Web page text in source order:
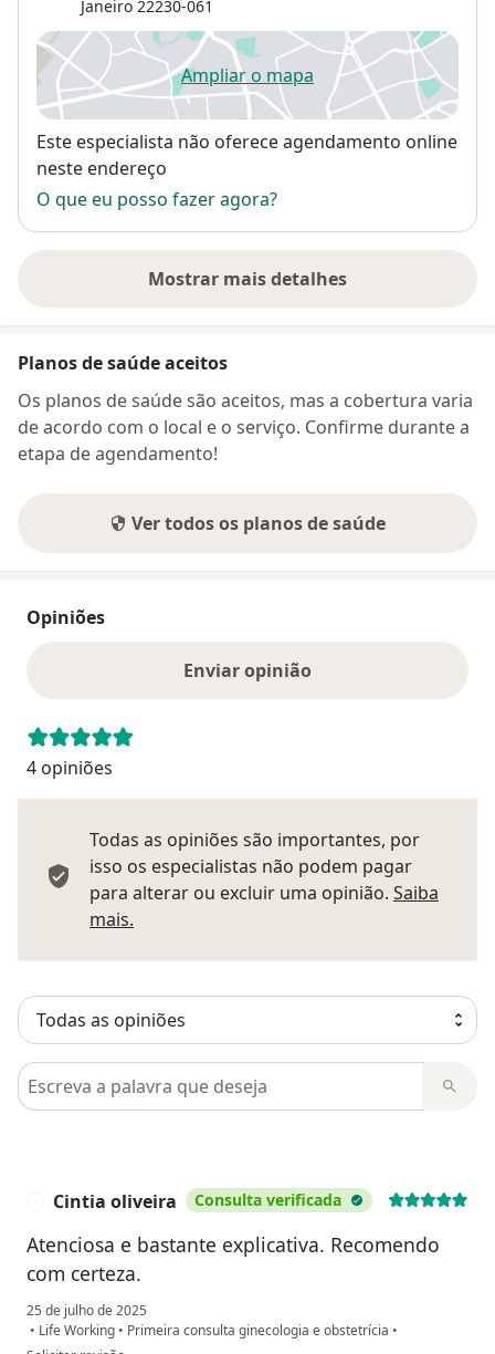
Janeiro 22230-061
Ampliar o mapaabre num novo separador
Disponibilidade
Este especialista não oferece agendamento online
neste endereço
O que eu posso fazer agora?
Mostrar mais detalhes
sobre o endereço
Planos de saúde aceitos
Os planos de saúde são aceitos, mas a cobertura varia
de acordo com o local e o serviço. Confirme durante a
etapa de agendamento!
Ver todos os planos de saúde
Opiniões
Enviar opinião
4 opiniões
Todas as opiniões são importantes, por
isso os especialistas não podem pagar
para alterar ou excluir uma opinião. Saiba
mais.
Pesquisar em opiniões
Cintia oliveira Consulta verificada
Atenciosa e bastante explicativa. Recomendo
com certeza.
25 de julho de 2025
• Life Working • Primeira consulta ginecologia e obstetrícia •
na opinião do utilizador Cintia oliveira